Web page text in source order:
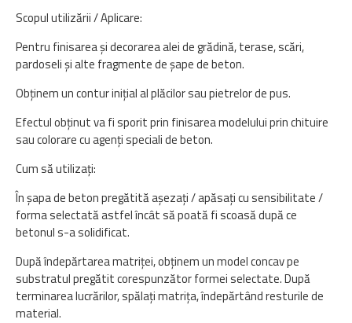
Scopul utilizării / Aplicare:
Pentru finisarea și decorarea alei de grădină, terase, scări,
pardoseli și alte fragmente de șape de beton.
Obținem un contur inițial al plăcilor sau pietrelor de pus.
Efectul obținut va fi sporit prin finisarea modelului prin chituire
sau colorare cu agenți speciali de beton.
Cum să utilizați:
În șapa de beton pregătită așezați / apăsați cu sensibilitate /
forma selectată astfel încât să poată fi scoasă după ce
betonul s-a solidificat.
După îndepărtarea matriței, obținem un model concav pe
substratul pregătit corespunzător formei selectate. După
terminarea lucrărilor, spălați matrița, îndepărtând resturile de
material.